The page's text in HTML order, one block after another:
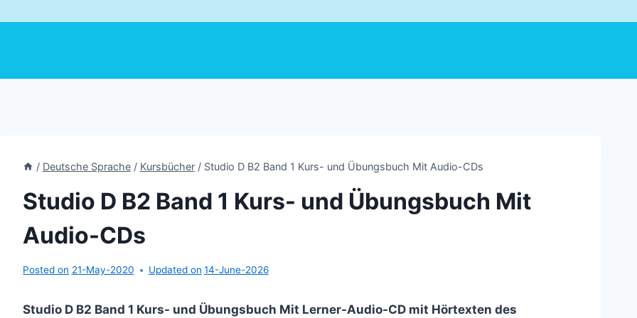
/ Deutsche Sprache / Kursbücher / Studio D B2 Band 1 Kurs- und Übungsbuch Mit Audio-CDs
Studio D B2 Band 1 Kurs- und Übungsbuch Mit
Audio-CDs
Posted on 21-May-2020 Updated on 14-June-2026
Studio D B2 Band 1 Kurs- und Übungsbuch Mit Lerner-Audio-CD mit Hörtexten des